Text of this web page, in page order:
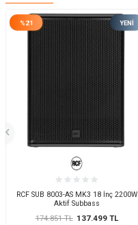
%21 YENI
RCF SUB 8003-AS MK3 18 İnç 2200W
Aktif Subbass
174.851TL 137.499TL